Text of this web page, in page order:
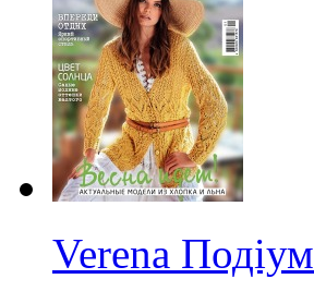
Verena Подіум